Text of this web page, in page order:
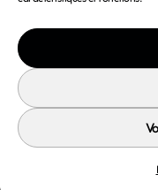
© 2026